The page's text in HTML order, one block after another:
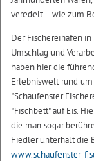
veredelt – wie zum
Der Fischereihafen
Umschlag und
haben hier die
Erlebniswelt rund
"Schaufenster
"Fischbett" auf Eis.
die man sogar
Fiedler unterhält die
www.schaufenster-